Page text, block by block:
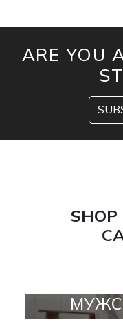
ARE YOU
SHOP